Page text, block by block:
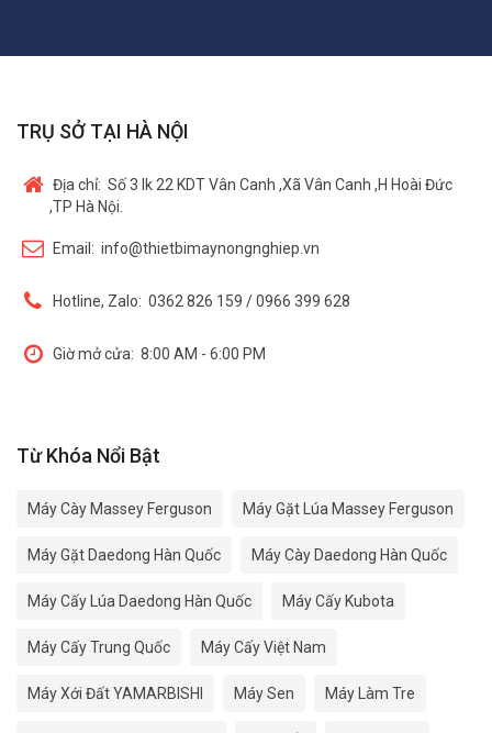
TRỤ SỞ TẠI HÀ NỘI
Địa chỉ: Số 3 lk 22 KDT Vân Canh ,Xã Vân Canh ,H Hoài Đức
,TP Hà Nội.
Email: info@thietbimaynongnghiep.vn
Hotline, Zalo: 0362 826 159 / 0966 399 628
Giờ mở cửa: 8:00 AM - 6:00 PM
Từ Khóa Nổi Bật
Máy Cày Massey Ferguson Máy Gặt Lúa Massey Ferguson
Máy Gặt Daedong Hàn Quốc Máy Cày Daedong Hàn Quốc
Máy Cấy Lúa Daedong Hàn Quốc Máy Cấy Kubota
Máy Cấy Trung Quốc Máy Cấy Việt Nam
Máy Xới Đất YAMARBISHI Máy Sen Máy Làm Tre